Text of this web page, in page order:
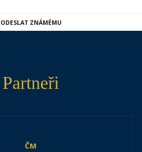
ODESLAT ZNÁMÉMU
Partneři
ČM